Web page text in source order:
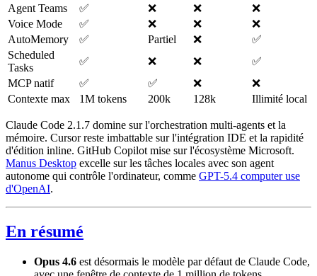
Agent Teams
✅ ❌ ❌
❌
Voice Mode
✅ ❌ ❌
❌
AutoMemory
✅ Partiel ❌
✅
Scheduled
Tasks
✅ ❌ ❌
✅
MCP natif
✅ ✅ ❌
❌
Contexte max
1M tokens 200k 128k Illimité local
Claude Code 2.1.7 domine sur l'orchestration multi-agents et la
mémoire. Cursor reste imbattable sur l'intégration IDE et la rapidité
d'édition inline. GitHub Copilot mise sur l'écosystème Microsoft.
Manus Desktop excelle sur les tâches locales avec son agent
autonome qui contrôle l'ordinateur, comme GPT-5.4 computer use
d'OpenAI.
En résumé
Opus 4.6 est désormais le modèle par défaut de Claude Code,